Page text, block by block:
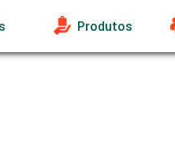
Produtos